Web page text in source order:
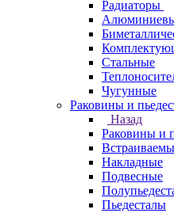
Радиаторы
Стальные
Чугунные
Раковины и
Назад
Раковины и
Накладные
Подвесные
Пьедесталы